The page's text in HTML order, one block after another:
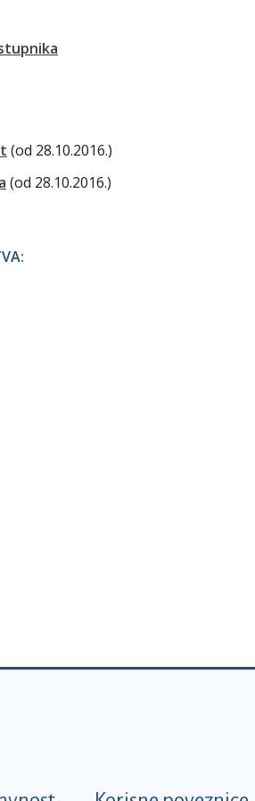
(od 28.10.2016.)
(od 28.10.2016.)